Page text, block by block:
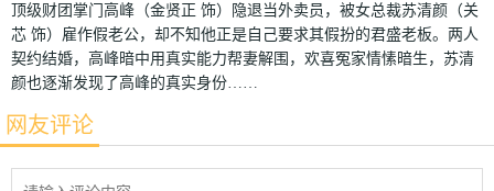
顶级财团掌门高峰（金贤正 饰）隐退当外卖员，被女总裁苏清颜（关
芯 饰）雇作假老公，却不知他正是自己要求其假扮的君盛老板。两人
契约结婚，高峰暗中用真实能力帮妻解围，欢喜冤家情愫暗生，苏清
颜也逐渐发现了高峰的真实身份……
网友评论